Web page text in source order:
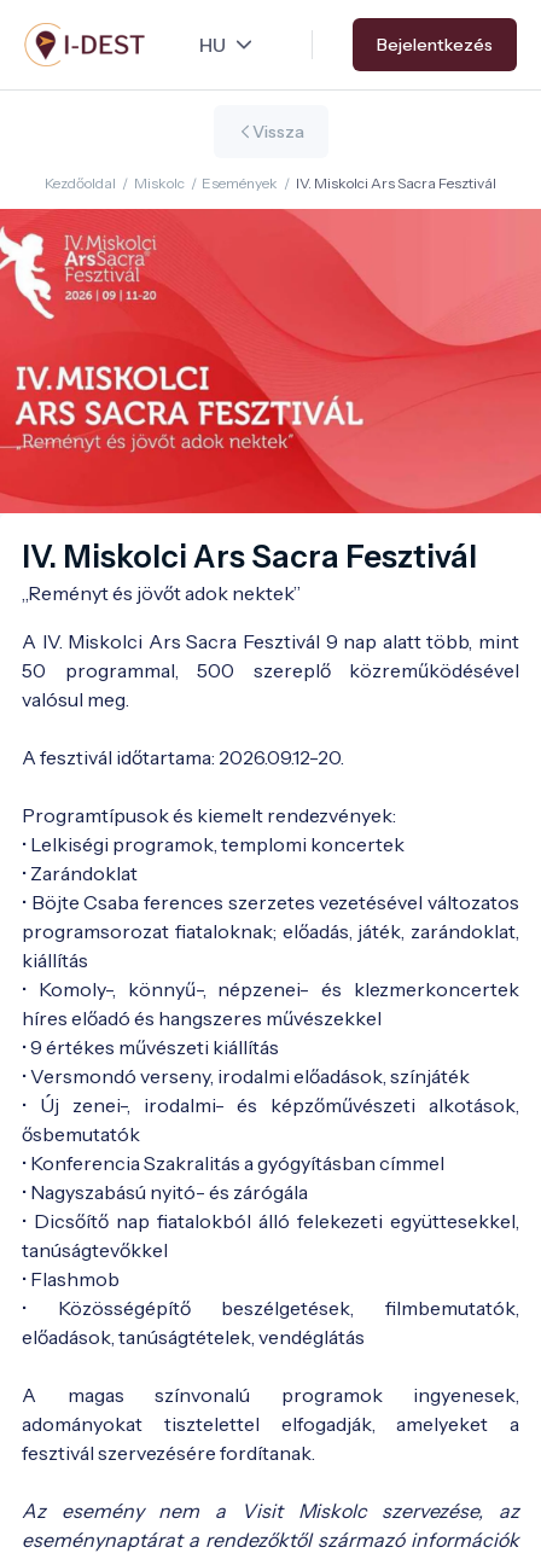
Ugrás
a
tartalomra
Bejelentkezés
Vissza
Kezdőoldal / Miskolc / Események / IV. Miskolci Ars Sacra Fesztivál
IV. Miskolci Ars Sacra Fesztivál
„Reményt és jövőt adok nektek”
A IV. Miskolci Ars Sacra Fesztivál 9 nap alatt több, mint
50 programmal, 500 szereplő közreműködésével
valósul meg.
A fesztivál időtartama: 2026.09.12-20.
Programtípusok és kiemelt rendezvények:
• Lelkiségi programok, templomi koncertek
• Zarándoklat
• Böjte Csaba ferences szerzetes vezetésével változatos
programsorozat fiataloknak; előadás, játék, zarándoklat,
kiállítás
• Komoly-, könnyű-, népzenei- és klezmerkoncertek
híres előadó és hangszeres művészekkel
• 9 értékes művészeti kiállítás
• Versmondó verseny, irodalmi előadások, színjáték
• Új zenei-, irodalmi- és képzőművészeti alkotások,
ősbemutatók
• Konferencia Szakralitás a gyógyításban címmel
• Nagyszabású nyitó- és zárógála
• Dicsőítő nap fiatalokból álló felekezeti együttesekkel,
tanúságtevőkkel
• Flashmob
• Közösségépítő beszélgetések, filmbemutatók,
előadások, tanúságtételek, vendéglátás
A magas színvonalú programok ingyenesek,
adományokat tisztelettel elfogadják, amelyeket a
fesztivál szervezésére fordítanak.
Az esemény nem a Visit Miskolc szervezése, az
eseménynaptárat a rendezőktől származó információk